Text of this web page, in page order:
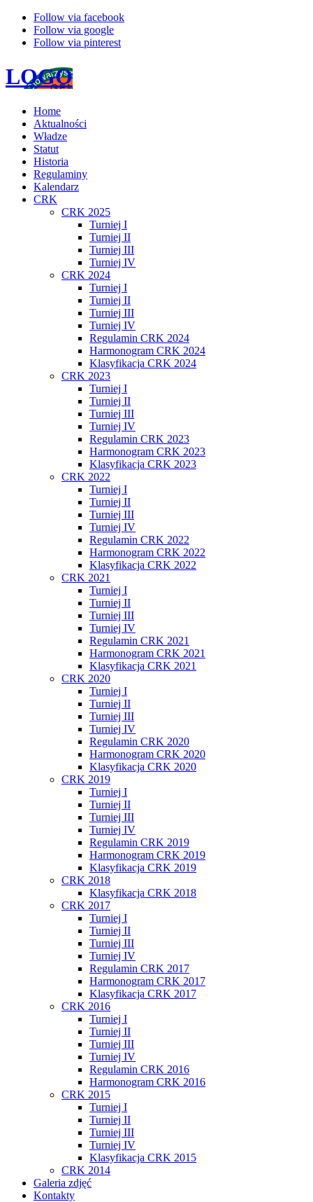
Follow via facebook
Follow via google
Follow via pinterest
LOGO
Home
Aktualności
Władze
Statut
Historia
Regulaminy
Kalendarz
CRK
CRK 2025
Turniej I
Turniej II
Turniej III
Turniej IV
CRK 2024
Turniej I
Turniej II
Turniej III
Turniej IV
Regulamin CRK 2024
Harmonogram CRK 2024
Klasyfikacja CRK 2024
CRK 2023
Turniej I
Turniej II
Turniej III
Turniej IV
Regulamin CRK 2023
Harmonogram CRK 2023
Klasyfikacja CRK 2023
CRK 2022
Turniej I
Turniej II
Turniej III
Turniej IV
Regulamin CRK 2022
Harmonogram CRK 2022
Klasyfikacja CRK 2022
CRK 2021
Turniej I
Turniej II
Turniej III
Turniej IV
Regulamin CRK 2021
Harmonogram CRK 2021
Klasyfikacja CRK 2021
CRK 2020
Turniej I
Turniej II
Turniej III
Turniej IV
Regulamin CRK 2020
Harmonogram CRK 2020
Klasyfikacja CRK 2020
CRK 2019
Turniej I
Turniej II
Turniej III
Turniej IV
Regulamin CRK 2019
Harmonogram CRK 2019
Klasyfikacja CRK 2019
CRK 2018
Klasyfikacja CRK 2018
CRK 2017
Turniej I
Turniej II
Turniej III
Turniej IV
Regulamin CRK 2017
Harmonogram CRK 2017
Klasyfikacja CRK 2017
CRK 2016
Turniej I
Turniej II
Turniej III
Turniej IV
Regulamin CRK 2016
Harmonogram CRK 2016
CRK 2015
Turniej I
Turniej II
Turniej III
Turniej IV
Klasyfikacja CRK 2015
CRK 2014
Galeria zdjęć
Kontakty